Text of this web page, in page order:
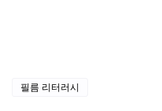
필름 리터러시